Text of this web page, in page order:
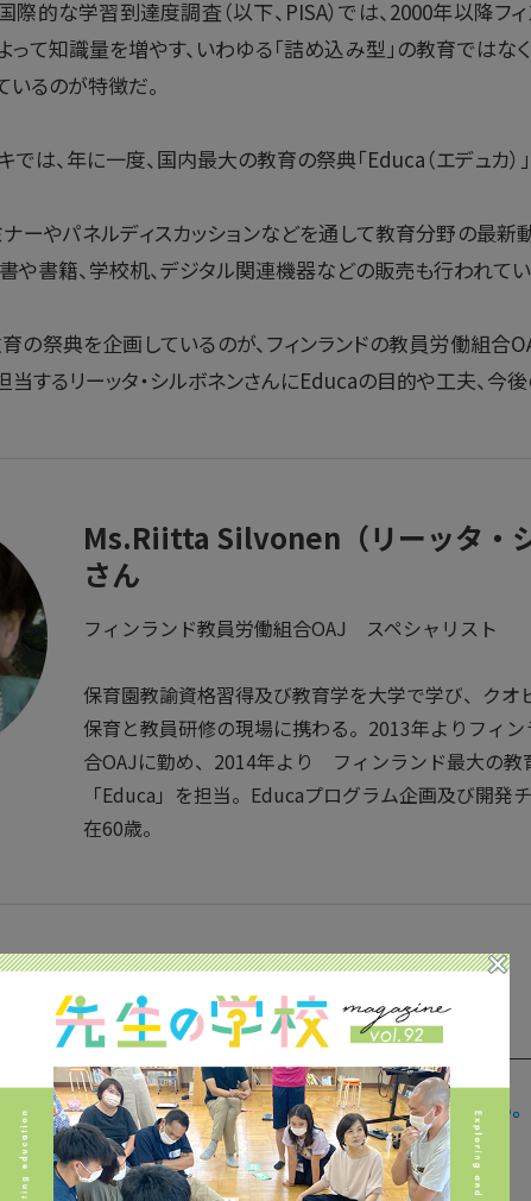
的な学習到達度調査（以下、PISA）では、2000年以降フ
って知識量を増やす、いわゆる「詰め込み型」の教育ではな
るのが特徴だ。
では、年に一度、国内最大の教育の祭典「Educa（エデュカ）
ーやパネルディスカッションなどを通して教育分野の最
や書籍、学校机、デジタル関連機器などの販売も行われてい
の祭典を企画しているのが、フィンランドの教員労働組合
するリーッタ・シルボネンさんにEducaの目的や工夫、今
Ms.Riitta Silvonen（リーッタ・シ
さん
フィンランド教員労働組合OAJ スペシャリスト
保育園教諭資格習得及び教育学を大学で学び、クオ
保育と教員研修の現場に携わる。2013年よりフィ
合OAJに勤め、2014年より フィンランド最大の教
「Educa」を担当。Educaプログラム企画及び開発
在60歳。
修のビックイベントEduca
祭典「Educa」の歴史とその背景について教えてください。
が開催されました。